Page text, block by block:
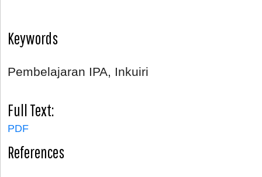
Keywords
Pembelajaran IPA, Inkuiri
Full Text:
PDF
References